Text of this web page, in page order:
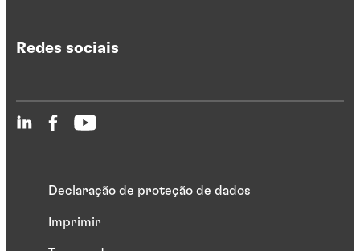
Redes sociais
Declaração de proteção de dados
Imprimir